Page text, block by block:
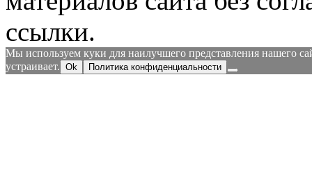
ссылки.
Мы используем куки для наилучшего представления нашего
устраивает. Ok Политика конфиденциальности